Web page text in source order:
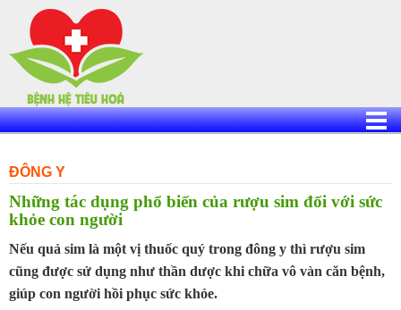
content
ĐÔNG Y
Những tác dụng phổ biến của rượu sim đối với sức
khỏe con người
Nếu quả sim là một vị thuốc quý trong đông y thì rượu sim
cũng được sử dụng như thần dược khi chữa vô vàn căn bệnh,
giúp con người hồi phục sức khỏe.